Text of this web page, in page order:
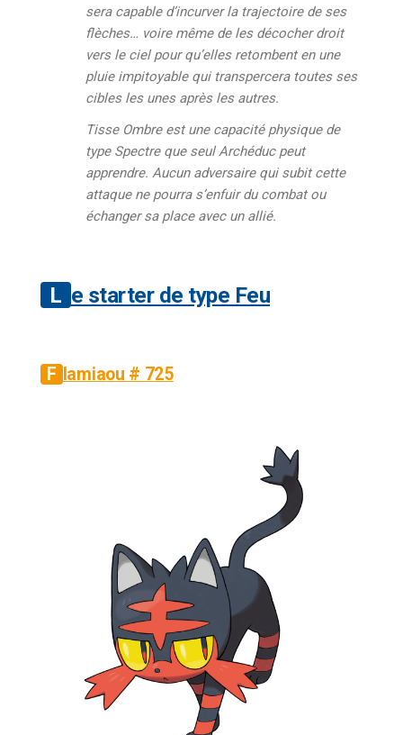
sera capable d’incurver la trajectoire de ses
flèches… voire même de les décocher droit
vers le ciel pour qu’elles retombent en une
pluie impitoyable qui transpercera toutes ses
cibles les unes après les autres.
Tisse Ombre est une capacité physique de
type Spectre que seul Archéduc peut
apprendre. Aucun adversaire qui subit cette
attaque ne pourra s’enfuir du combat ou
échanger sa place avec un allié.
Le starter de type Feu
Flamiaou # 725